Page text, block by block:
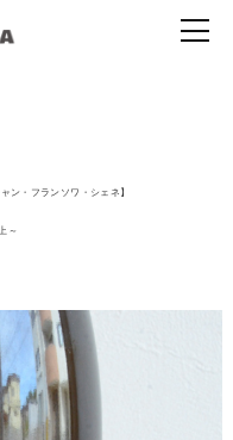
ン・フランソワ・シェネ】
～